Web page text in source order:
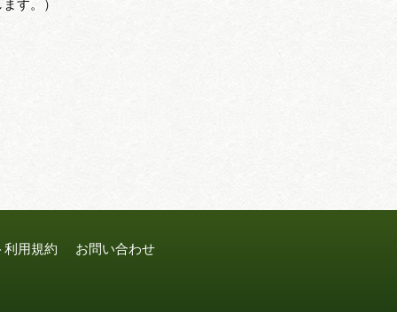
す。）
利用規約 お問い合わせ